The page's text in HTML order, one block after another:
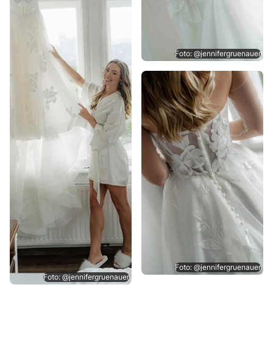
Foto: @jennifergruenauer
Foto: @jennifergruenauer
Foto: @jennifergruenauer